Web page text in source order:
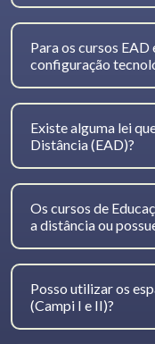
Para os cursos EAD
configuração
Existe alguma lei
Distância (EAD)?
Os cursos de
a distância ou
Posso utilizar os
(Campi I e II)?